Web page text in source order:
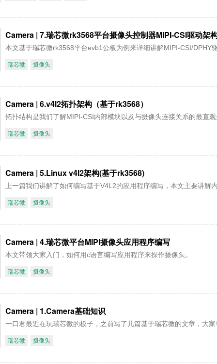
Camera | 7.瑞芯微rk3568平台摄像头控制器MIPI-CSI驱动架
本文基于瑞芯微rk3568平台evb1公板为例来详细讲解MIPI-CSI/DPHY
瑞芯微 摄像头
Camera | 6.v4l2拓扑架构（基于rk3568）
拓扑结构是我们了解MIPI-CSI内部模块以及与摄像头连接关系的最直
瑞芯微 摄像头
Camera | 5.Linux v4l2架构(基于rk3568)
上一篇我们讲解了如何编写基于V4L2的应用程序编写，本文主要讲
瑞芯微 摄像头
Camera | 4.瑞芯微平台MIPI摄像头应用程序编写
本文带领大家入门，如何用c语言编写应用程序来操作摄像头。
瑞芯微 摄像头
Camera | 1.Camera基础知识
一口君最近在玩瑞芯微的板子，之前写了几篇基于瑞芯微的文章，
瑞芯微 摄像头